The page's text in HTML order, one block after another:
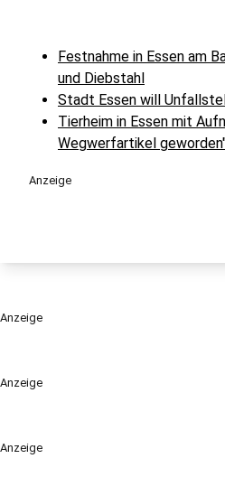
Anzeige
Anzeige
Festnahme in Essen am
und Diebstahl
Stadt Essen will
Tierheim in Essen mit
Wegwerfartikel
Anzeige
Anzeige